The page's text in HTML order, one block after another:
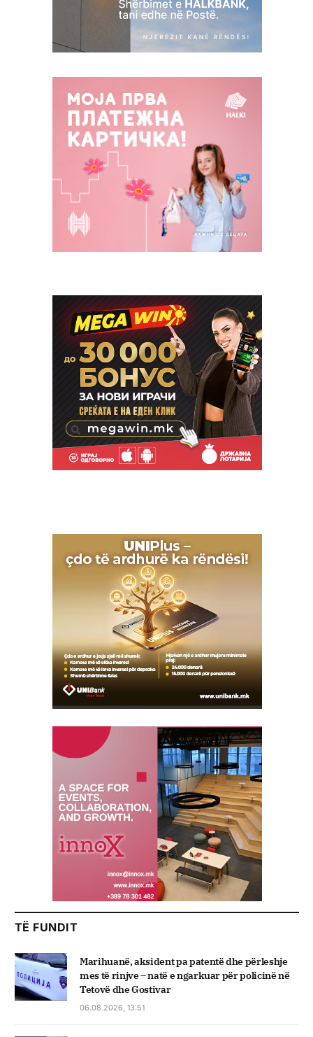
TË FUNDIT
Marihuanë, aksident pa patentë dhe përleshje
mes të rinjve – natë e ngarkuar për policinë në
Tetovë dhe Gostivar
06.08.2026, 13:51